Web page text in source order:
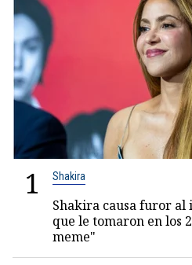
1 Shakira
Shakira causa furor
que le tomaron en los
meme"